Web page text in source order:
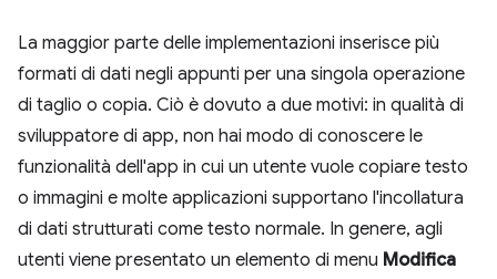
La maggior parte delle implementazioni inserisce più
formati di dati negli appunti per una singola operazione
di taglio o copia. Ciò è dovuto a due motivi: in qualità di
sviluppatore di app, non hai modo di conoscere le
funzionalità dell'app in cui un utente vuole copiare testo
o immagini e molte applicazioni supportano l'incollatura
di dati strutturati come testo normale. In genere, agli
utenti viene presentato un elemento di menu Modifica